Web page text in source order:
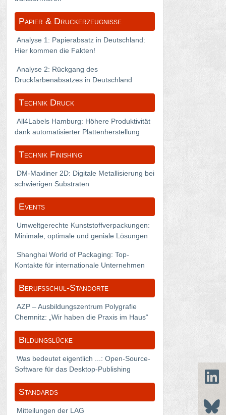
Papier & Druckerzeugnisse
Analyse 1: Papierabsatz in Deutschland:
Hier kommen die Fakten!
Analyse 2: Rückgang des
Druckfarbenabsatzes in Deutschland
Technik Druck
All4Labels Hamburg: Höhere Produktivität
dank automatisierter Plattenherstellung
Technik Finishing
DM-Maxliner 2D: Digitale Metallisierung bei
schwierigen Substraten
Events
Umweltgerechte Kunststoffverpackungen:
Minimale, optimale und geniale Lösungen
Shanghai World of Packaging: Top-
Kontakte für internationale Unternehmen
Berufsschul-Standorte
AZP – Ausbildungszentrum Polygrafie
Chemnitz: „Wir haben die Praxis im Haus“
Bildungslücke
Was bedeutet eigentlich ...: Open-Source-
Software für das Desktop-Publishing
Standards
Mitteilungen der LAG